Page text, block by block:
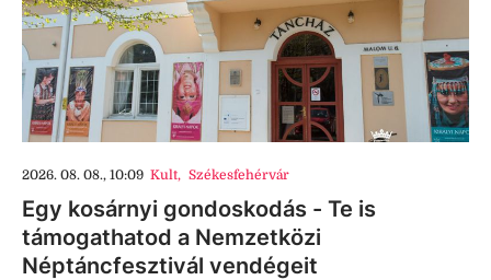
2026. 08. 08., 10:09 Kult, Székesfehérvár
Egy kosárnyi gondoskodás - Te is
támogathatod a Nemzetközi
Néptáncfesztivál vendégeit